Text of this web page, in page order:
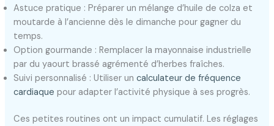
Astuce pratique : Préparer un mélange d’huile de colza et
moutarde à l’ancienne dès le dimanche pour gagner du
temps.
Option gourmande : Remplacer la mayonnaise industrielle
par du yaourt brassé agrémenté d’herbes fraîches.
Suivi personnalisé : Utiliser uncalculateur de fréquence
cardiaque pour adapter l’activité physique à ses progrès.
Ces petites routines ont un impact cumulatif. Les réglages